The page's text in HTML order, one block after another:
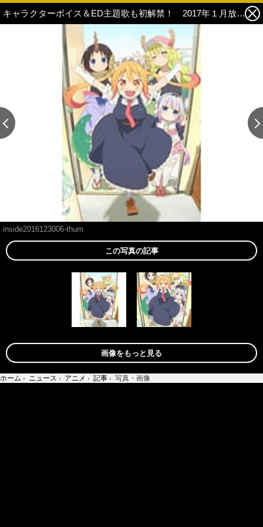
キャラクターボイス＆ED主題歌も初解禁！ 2017年１月放送のTVアニメ『小林さんちのメイドラゴン』第２弾PVが公開中!! 1枚目の写真・画像
inside2016123006-thum
この記事の画像 残り1
この写真の記事
画像をもっと見る
ホーム › ニュース › アニメ › 記事 › 写真・画像